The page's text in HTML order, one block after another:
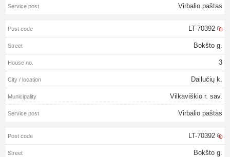
Virbalio paštas
LT-70392
Bokšto g.
3
Dailučių k.
Vilkaviškio r. sav.
Virbalio paštas
LT-70392
Bokšto g.